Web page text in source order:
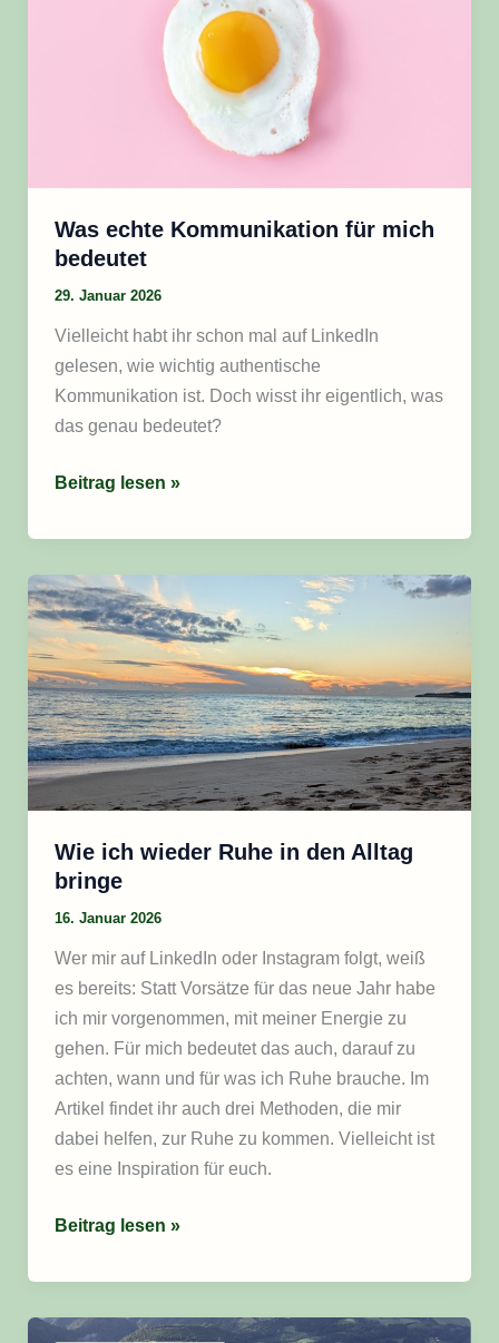
Was echte Kommunikation für mich
bedeutet
29. Januar 2026
Vielleicht habt ihr schon mal auf LinkedIn
gelesen, wie wichtig authentische
Kommunikation ist. Doch wisst ihr eigentlich, was
das genau bedeutet?
Kommunikation
Beitrag lesen »
Wie ich wieder Ruhe in den Alltag
bringe
16. Januar 2026
Wer mir auf LinkedIn oder Instagram folgt, weiß
es bereits: Statt Vorsätze für das neue Jahr habe
ich mir vorgenommen, mit meiner Energie zu
gehen. Für mich bedeutet das auch, darauf zu
achten, wann und für was ich Ruhe brauche. Im
Artikel findet ihr auch drei Methoden, die mir
dabei helfen, zur Ruhe zu kommen. Vielleicht ist
es eine Inspiration für euch.
Wie
ich
wieder
Ruhe
in
den
Alltag
bringe
Beitrag lesen »
Der